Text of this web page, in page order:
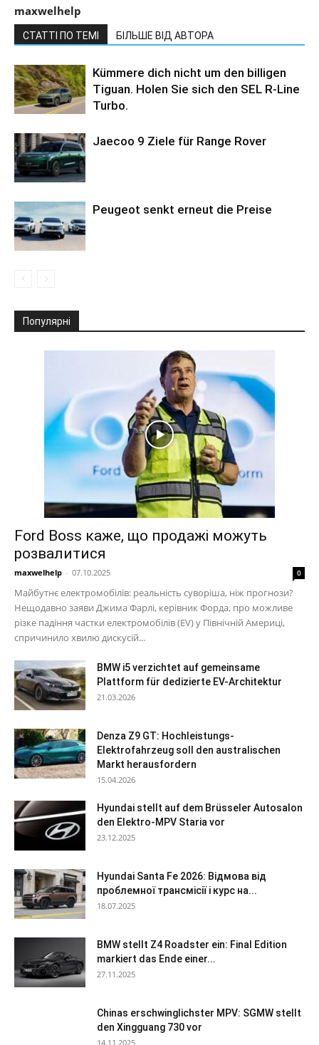
maxwelhelp
СТАТТІ ПО ТЕМІ БІЛЬШЕ ВІД АВТОРА
Kümmere dich nicht um den billigen
Tiguan. Holen Sie sich den SEL R-Line
Turbo.
Jaecoo 9 Ziele für Range Rover
Peugeot senkt erneut die Preise
Популярні
Ford Boss каже, що продажі можуть
розвалитися
maxwelhelp - 07.10.2025 0
Майбутнє електромобілів: реальність суворіша, ніж прогнози?
Нещодавно заяви Джима Фарлі, керівник Форда, про можливе
різке падіння частки електромобілів (EV) у Північній Америці,
спричинило хвилю дискусій...
BMW i5 verzichtet auf gemeinsame
Plattform für dedizierte EV-Architektur
21.03.2026
Denza Z9 GT: Hochleistungs-
Elektrofahrzeug soll den australischen
Markt herausfordern
15.04.2026
Hyundai stellt auf dem Brüsseler Autosalon
den Elektro-MPV Staria vor
23.12.2025
Hyundai Santa Fe 2026: Відмова від
проблемної трансмісії і курс на...
18.07.2025
BMW stellt Z4 Roadster ein: Final Edition
markiert das Ende einer...
27.11.2025
Chinas erschwinglichster MPV: SGMW stellt
den Xingguang 730 vor
14.11.2025